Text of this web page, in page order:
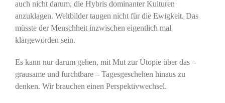
auch nicht darum, die Hybris dominanter Kulturen
anzuklagen. Weltbilder taugen nicht für die Ewigkeit. Das
müsste der Menschheit inzwischen eigentlich mal
klargeworden sein.
Es kann nur darum gehen, mit Mut zur Utopie über das –
grausame und furchtbare – Tagesgeschehen hinaus zu
denken. Wir brauchen einen Perspektivwechsel.